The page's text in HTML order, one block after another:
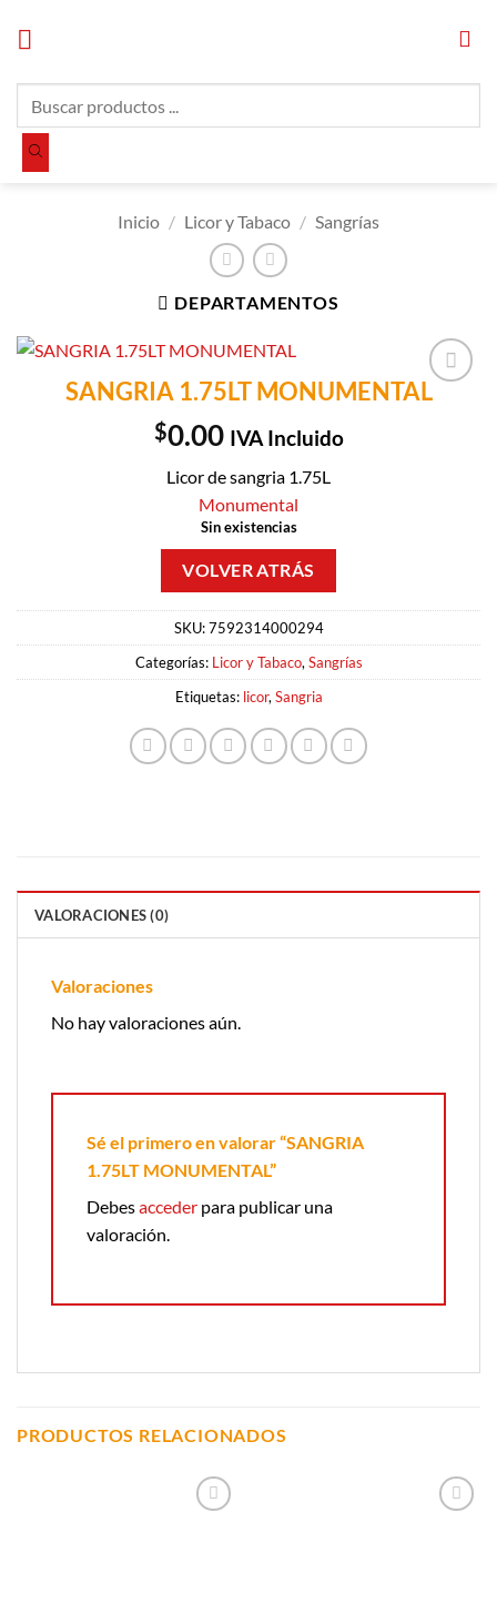
productos
Inicio / Licor y Tabaco / Sangrías
DEPARTAMENTOS
Añadir a
SANGRIA 1.75LT MONUMENTAL
$0.00 IVA Incluido
Licor de sangria 1.75L
Monumental
Sin existencias
SKU:7592314000294
Categorías: Licor y Tabaco, Sangrías
Etiquetas: licor, Sangria
VALORACIONES (0)
Valoraciones
No hay valoraciones aún.
Sé el primero en valorar “SANGRIA
1.75LT MONUMENTAL”
Debesacceder para publicar una
valoración.
PRODUCTOS RELACIONADOS